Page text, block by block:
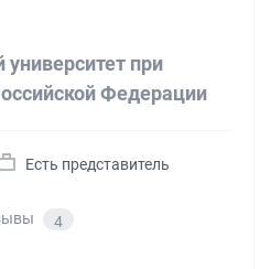
при
Федерации
Есть представитель
4